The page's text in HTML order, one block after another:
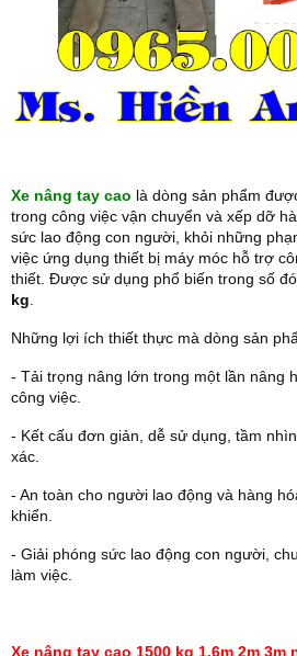
Xe nâng tay cao là dòng sản phẩm
trong công việc vận chuyển và xếp dỡ
sức lao động con người, khỏi những
việc ứng dụng thiết bị máy móc hỗ trợ
thiết. Được sử dụng phổ biến trong số
kg
Những lợi ích thiết thực mà dòng sản
- Tải trọng nâng lớn trong một lần nâng
công việc.
- Kết cấu đơn giản, dễ sử dụng, tầm
xác.
- An toàn cho người lao động và hàng
khiển.
- Giải phóng sức lao động con người,
làm việc.
Xe nâng tay cao 1500 kg 1.6m 2m